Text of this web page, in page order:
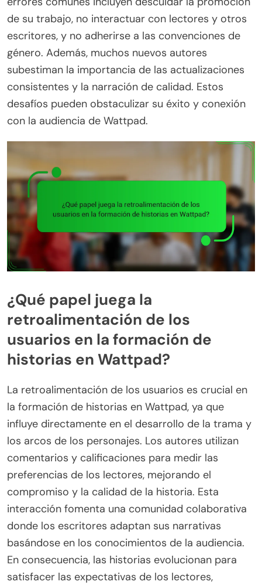
de su trabajo, no interactuar con lectores y otros
escritores, y no adherirse a las convenciones de
género. Además, muchos nuevos autores
subestiman la importancia de las actualizaciones
consistentes y la narración de calidad. Estos
desafíos pueden obstaculizar su éxito y conexión
con la audiencia de Wattpad.
¿Qué papel juega la
retroalimentación de los
usuarios en la formación de
historias en Wattpad?
La retroalimentación de los usuarios es crucial en
la formación de historias en Wattpad, ya que
influye directamente en el desarrollo de la trama y
los arcos de los personajes. Los autores utilizan
comentarios y calificaciones para medir las
preferencias de los lectores, mejorando el
compromiso y la calidad de la historia. Esta
interacción fomenta una comunidad colaborativa
donde los escritores adaptan sus narrativas
basándose en los conocimientos de la audiencia.
En consecuencia, las historias evolucionan para
satisfacer las expectativas de los lectores,